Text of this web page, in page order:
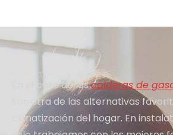
En el caso de lascalderas de
son otra de las alternativas
climatización del hogar. En